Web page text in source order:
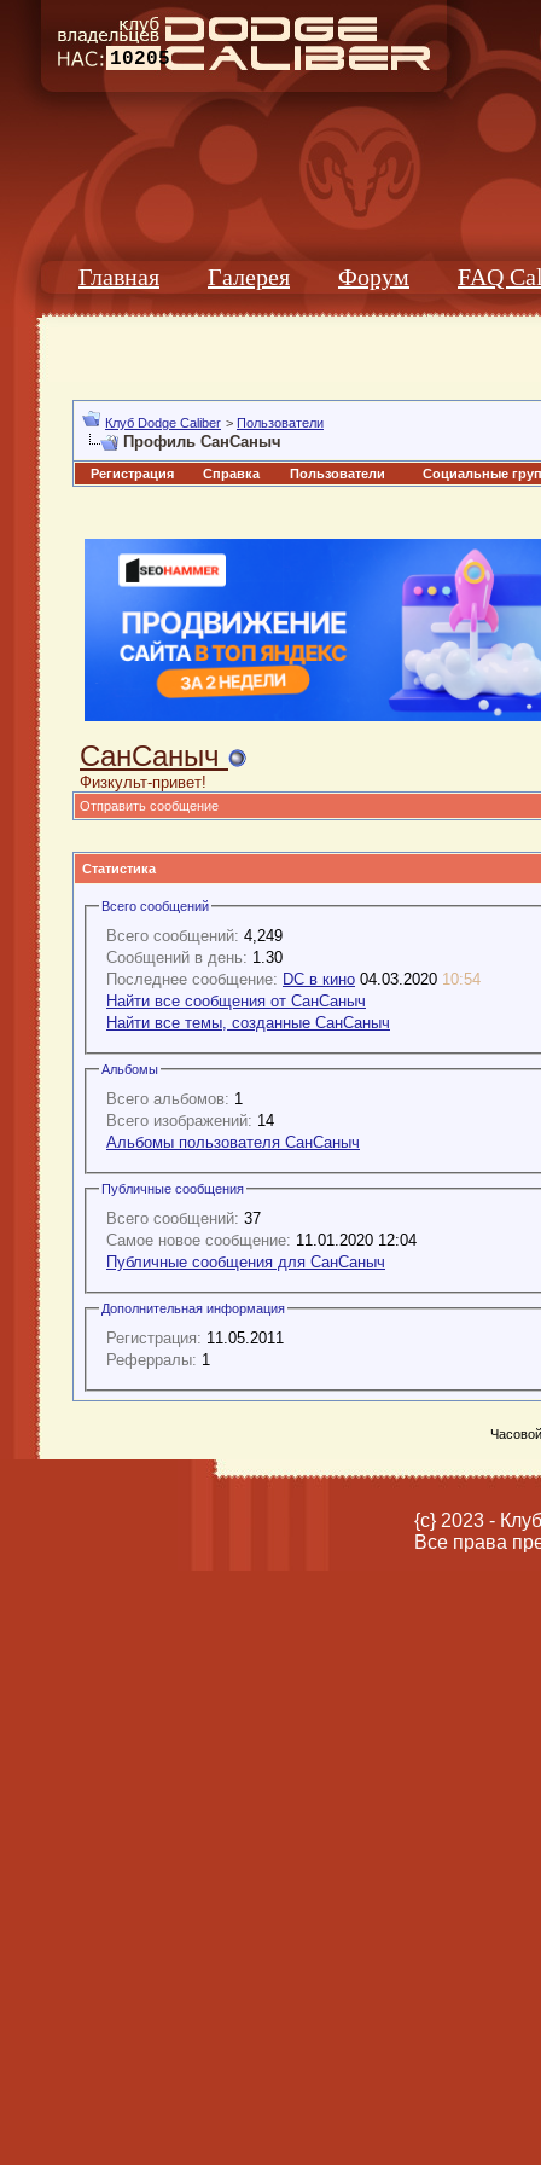
10205
Главная Галерея Форум FAQ
Клуб Dodge Caliber > Пользователи
Профиль СанСаныч
Регистрация Справка Пользователи Социальные
СанСаныч
Физкульт-привет!
Отправить сообщение
Статистика
Всего сообщений
Всего сообщений: 4,249
Сообщений в день: 1.30
Последнее сообщение: DC в кино 04.03.2020 10:54
Найти все сообщения от СанСаныч
Найти все темы, созданные СанСаныч
Альбомы
Всего альбомов: 1
Всего изображений: 14
Альбомы пользователя СанСаныч
Публичные сообщения
Всего сообщений: 37
Самое новое сообщение: 11.01.2020 12:04
Публичные сообщения для СанСаныч
Дополнительная информация
Регистрация: 11.05.2011
Реферралы: 1
{c} 2023 -
Все права